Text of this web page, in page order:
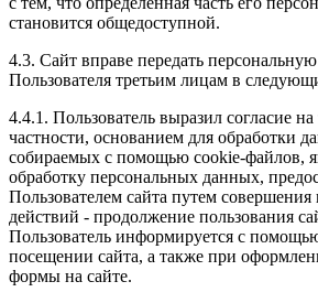
становится общедоступной.
4.3. Сайт вправе передать
Пользователя третьим лицам в
4.4.1. Пользователь выразил согласие
частности, основанием для обработки
собираемых с помощью cookie-файлов,
обработку персональных данных,
Пользователем сайта путем
действий - продолжение пользования
Пользователь информируется с
посещении сайта, а также при
формы на сайте.